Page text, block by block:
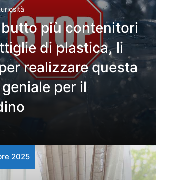
più contenitori
di plastica, li
realizzare questa
per il
2025